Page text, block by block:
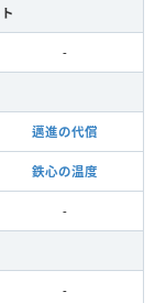
-
邁進の代償
鉄心の温度
-
-